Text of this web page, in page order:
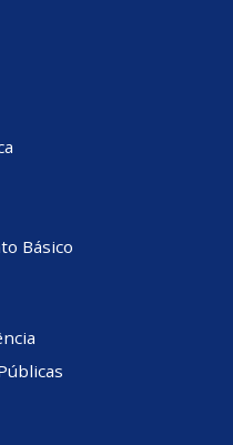
Básico